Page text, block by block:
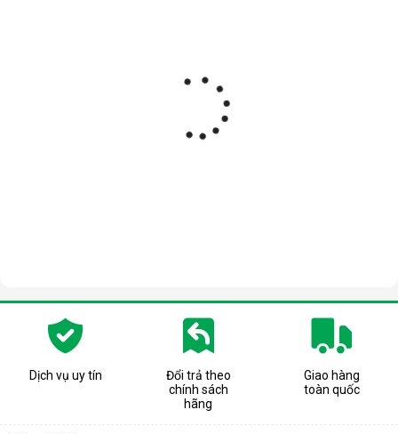
Dịch vụ uy tín
Đổi trả theo
chính sách
hãng
Giao hàng
toàn quốc